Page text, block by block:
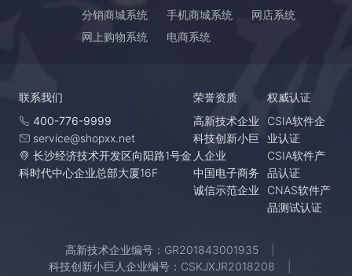
分销商城系统
手机商城系统
网店系统
网上购物系统
电商系统
联系我们
400-776-9999
service@shopxx.net
长沙经济技术开发区向阳路1号金
科时代中心企业总部大厦16F
荣誉资质
高新技术企业
科技创新小巨
人企业
中国电子商务
诚信示范企业
权威认证
CSIA软件企
业认证
CSIA软件产
品认证
CNAS软件产
品测试认证
高新技术企业编号：GR201843001935
科技创新小巨人企业编号：CSKJXJR2018208